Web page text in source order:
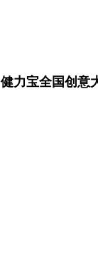
健力宝全国创意